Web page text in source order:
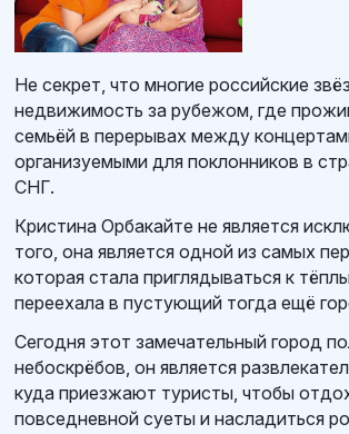
Не секрет, что многие российские
недвижимость за рубежом, где
семьёй в перерывах между
организуемыми для поклонников в
СНГ.
Кристина Орбакайте не является
того, она является одной из самых
которая стала приглядываться к
переехала в пустующий тогда ещё
Сегодня этот замечательный город
небоскрёбов, он является
куда приезжают туристы, чтобы
повседневной суеты и насладиться